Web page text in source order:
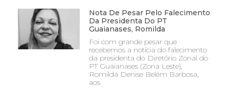
Nota De Pesar Pelo Falecimento
Da Presidenta Do PT
Guaianases, Romilda
Foi com grande pesar que
recebemos a notícia do falecimento
da presidenta do Diretório Zonal do
PT Guaianases (Zona Leste),
Romilda Denise Belém Barbosa,
aos